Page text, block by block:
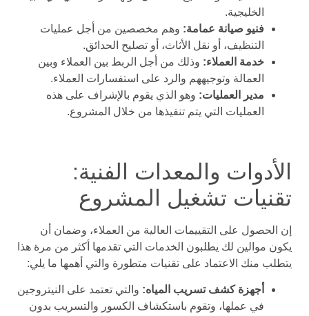
الخليجية.
فنيو صيانة عمامة: وهم مخصصين من أجل عمليات
التنظيف، أو نقل الأثاث، أو تصليح الحدائق.
خدمة العملاء: وذلك من أجل الربط بين العملاء وبين
العمالة وتوجيههم والرد على استفسارات العملاء.
مدير العمليات: وهو الذي يقوم بالإشراف على هذه
العمليات التي يتم تنفيذها من خلال المشروع.
الأدوات والمعدات الفنية:
تقنيات تشغيل المشروع
إن الحصول على التقييمات العالية من العملاء، وضمان أن
يكون موالين لك يطلبون الخدمات التي تقدمها أكثر من مرة هذا
يتطلب منك الاعتماد على تقنيات متطورة والتي أهمها ما يلي:
أجهزة كشف تسريب المياه: والتي تعتمد على النيتروجين
في عملها، وتقوم باستكشاف الكسور والتسريب بدون